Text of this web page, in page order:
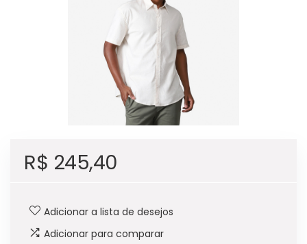
R$ 245,40
Adicionar a lista de desejos
Adicionar para comparar